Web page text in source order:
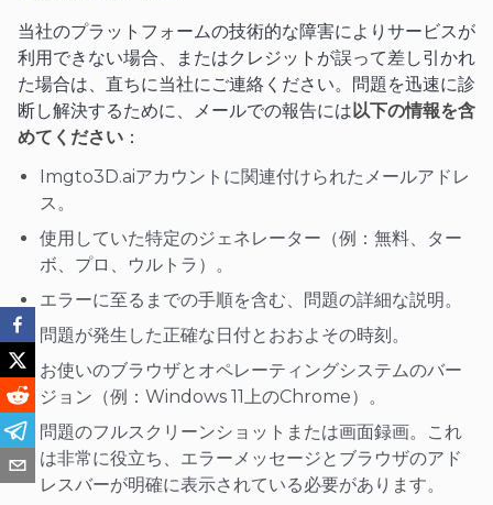
当社のプラットフォームの技術的な障害によりサービスが
利用できない場合、またはクレジットが誤って差し引かれ
た場合は、直ちに当社にご連絡ください。問題を迅速に診
断し解決するために、メールでの報告には以下の情報を含
めてください ：
Imgto3D.aiアカウントに関連付けられたメールアドレ
ス。
使用していた特定のジェネレーター（例：無料、ター
ボ、プロ、ウルトラ）。
エラーに至るまでの手順を含む、問題の詳細な説明。
問題が発生した正確な日付とおおよその時刻。
お使いのブラウザとオペレーティングシステムのバー
ジョン（例：Windows 11上のChrome）。
問題のフルスクリーンショットまたは画面録画。これ
は非常に役立ち、エラーメッセージとブラウザのアド
レスバーが明確に表示されている必要があります。